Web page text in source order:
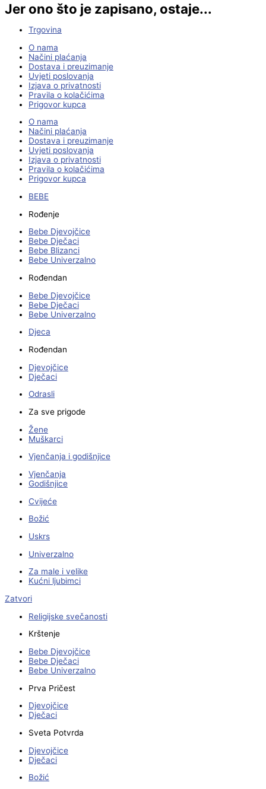
Jer ono što je zapisano, ostaje...
Trgovina
O nama
Načini plaćanja
Dostava i preuzimanje
Uvjeti poslovanja
Izjava o privatnosti
Pravila o kolačićima
Prigovor kupca
O nama
Načini plaćanja
Dostava i preuzimanje
Uvjeti poslovanja
Izjava o privatnosti
Pravila o kolačićima
Prigovor kupca
BEBE
Rođenje
Bebe Djevojčice
Bebe Dječaci
Bebe Blizanci
Bebe Univerzalno
Rođendan
Bebe Djevojčice
Bebe Dječaci
Bebe Univerzalno
Djeca
Rođendan
Djevojčice
Dječaci
Odrasli
Za sve prigode
Žene
Muškarci
Vjenčanja i godišnjice
Vjenčanja
Godišnjice
Cvijeće
Božić
Uskrs
Univerzalno
Za male i velike
Kućni ljubimci
Zatvori
Religijske svečanosti
Krštenje
Bebe Djevojčice
Bebe Dječaci
Bebe Univerzalno
Prva Pričest
Djevojčice
Dječaci
Sveta Potvrda
Djevojčice
Dječaci
Božić